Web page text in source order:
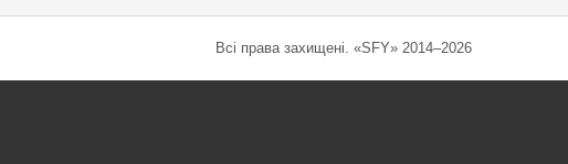
Всі права захищені. «SFY» 2014–2026